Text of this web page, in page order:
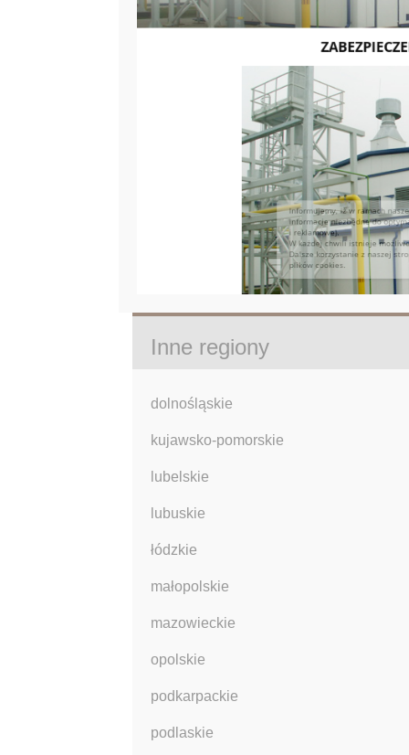
Inne regiony
dolnośląskie
kujawsko-pomorskie
lubelskie
lubuskie
łódzkie
małopolskie
mazowieckie
opolskie
podkarpackie
podlaskie